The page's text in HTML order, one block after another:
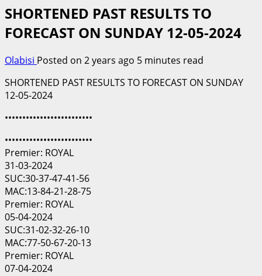
SHORTENED PAST RESULTS TO
FORECAST ON SUNDAY 12-05-2024
Olabisi Posted on 2 years ago 5 minutes read
SHORTENED PAST RESULTS TO FORECAST ON SUNDAY
12-05-2024
•••••••••••••••••••••••••
•••••••••••••••••••••••••
Premier: ROYAL
31-03-2024
SUC:30-37-47-41-56
MAC:13-84-21-28-75
Premier: ROYAL
05-04-2024
SUC:31-02-32-26-10
MAC:77-50-67-20-13
Premier: ROYAL
07-04-2024